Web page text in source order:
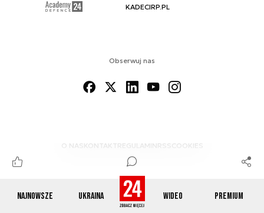
Najnowsze Ukraina Wideo Premium
Obserwuj nas
O NAS KONTAKTREGULAMINRSS COOKIES
KADECIRP.PL
© 2012-2026 DEFENCE24